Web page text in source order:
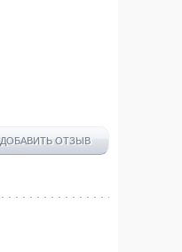
ДОБАВИТЬ ОТЗЫВ